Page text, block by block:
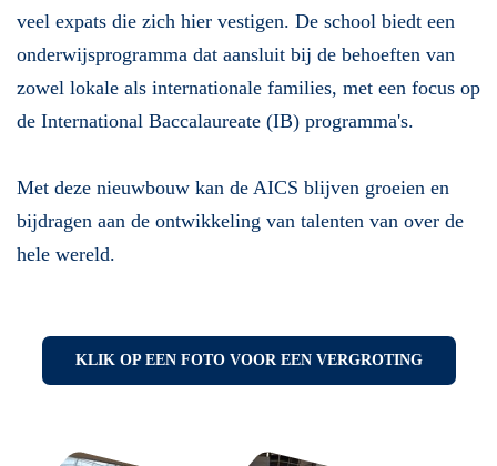
veel expats die zich hier vestigen. De school biedt een
onderwijsprogramma dat aansluit bij de behoeften van
zowel lokale als internationale families, met een focus op
de International Baccalaureate (IB) programma's.
Met deze nieuwbouw kan de AICS blijven groeien en
bijdragen aan de ontwikkeling van talenten van over de
hele wereld.
KLIK OP EEN FOTO VOOR EEN VERGROTING